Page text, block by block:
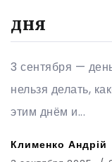
дня
3 сентября —
нельзя делать,
этим днём и...
Клименко Андрій